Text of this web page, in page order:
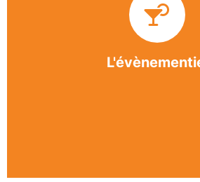
originales dans l’organisation
festivals, conventions,